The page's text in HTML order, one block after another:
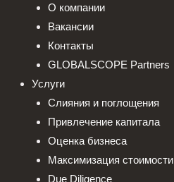
О компании
Вакансии
Контакты
GLOBALSCOPE Partners
Услуги
Слияния и поглощения
Привлечение капитала
Оценка бизнеса
Максимизация стоимости​
Due Diligence